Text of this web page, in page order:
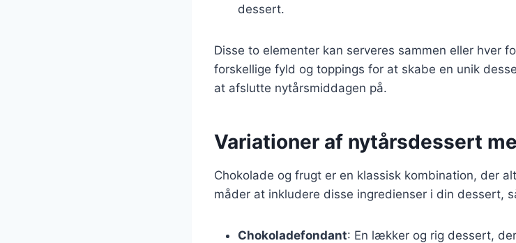
dessert.
Disse to elementer kan serveres sammen eller hver
forskellige fyld og toppings for at skabe en unik
at afslutte nytårsmiddagen på.
Variationer af nytårsdessert
Chokolade og frugt er en klassisk kombination, der
måder at inkludere disse ingredienser i din dessert,
Chokoladefondant: En lækker og rig dessert,